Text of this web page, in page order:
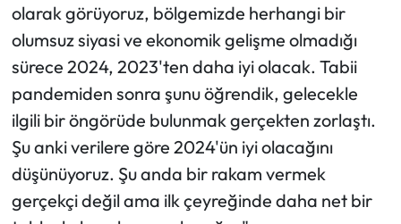
olarak görüyoruz, bölgemizde herhangi bir
olumsuz siyasi ve ekonomik gelişme olmadığı
sürece 2024, 2023'ten daha iyi olacak. Tabii
pandemiden sonra şunu öğrendik, gelecekle
ilgili bir öngörüde bulunmak gerçekten zorlaştı.
Şu anki verilere göre 2024'ün iyi olacağını
düşünüyoruz. Şu anda bir rakam vermek
gerçekçi değil ama ilk çeyreğinde daha net bir